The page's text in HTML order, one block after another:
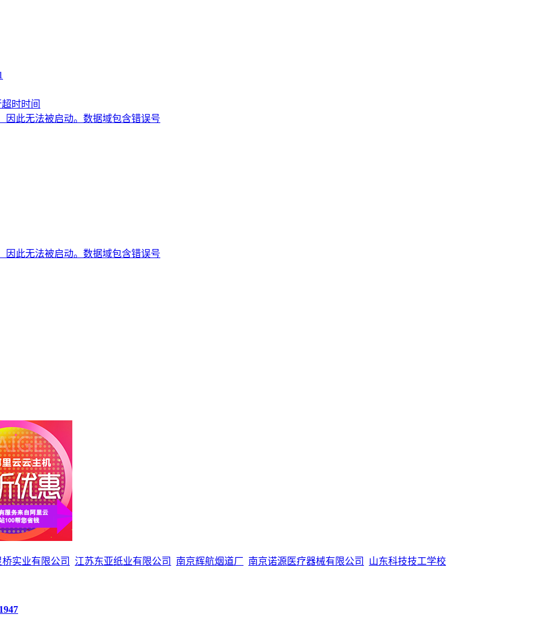
时时间
因此无法被启动。数据域包含错误号
因此无法被启动。数据域包含错误号
实业有限公司 江苏东亚纸业有限公司 南京辉航烟道厂 南京诺源医疗器械有限公司 山东科技技工学校